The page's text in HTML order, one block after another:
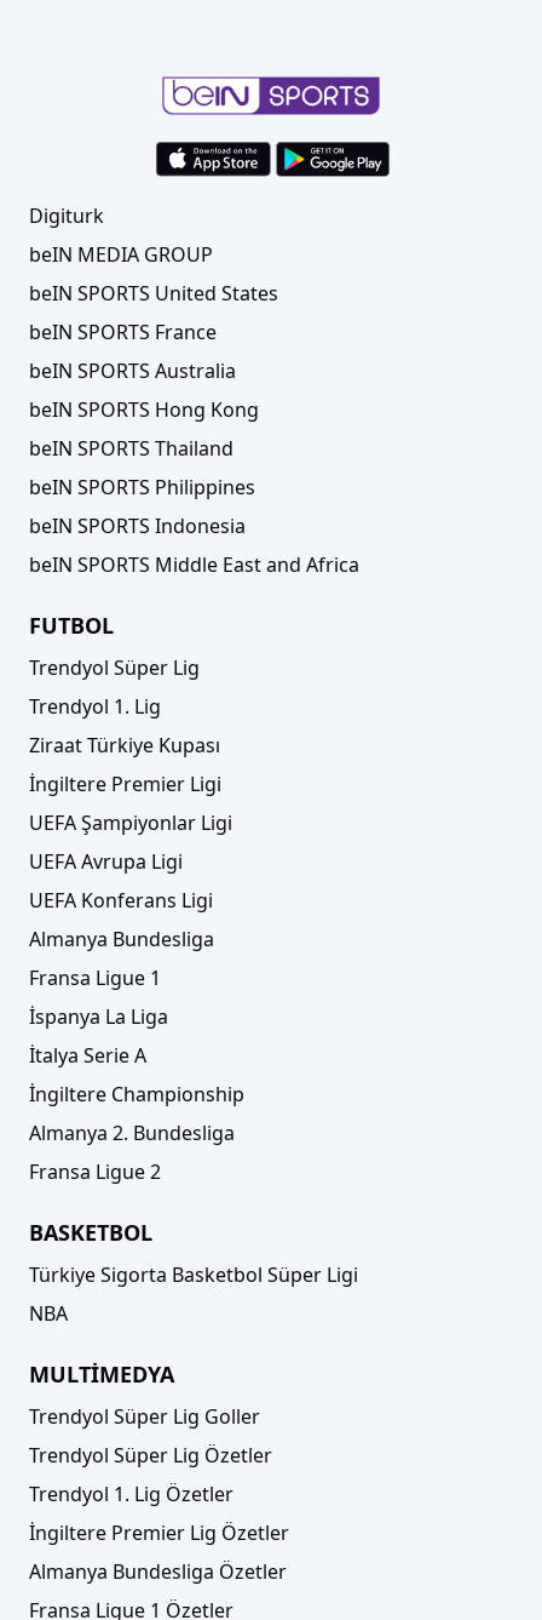
Digiturk
beIN MEDIA GROUP
beIN SPORTS United States
beIN SPORTS France
beIN SPORTS Australia
beIN SPORTS Hong Kong
beIN SPORTS Thailand
beIN SPORTS Philippines
beIN SPORTS Indonesia
beIN SPORTS Middle East and Africa
FUTBOL
Trendyol Süper Lig
Trendyol 1. Lig
Ziraat Türkiye Kupası
İngiltere Premier Ligi
UEFA Şampiyonlar Ligi
UEFA Avrupa Ligi
UEFA Konferans Ligi
Almanya Bundesliga
Fransa Ligue 1
İspanya La Liga
İtalya Serie A
İngiltere Championship
Almanya 2. Bundesliga
Fransa Ligue 2
BASKETBOL
Türkiye Sigorta Basketbol Süper Ligi
NBA
MULTİMEDYA
Trendyol Süper Lig Goller
Trendyol Süper Lig Özetler
Trendyol 1. Lig Özetler
İngiltere Premier Lig Özetler
Almanya Bundesliga Özetler
Fransa Ligue 1 Özetler